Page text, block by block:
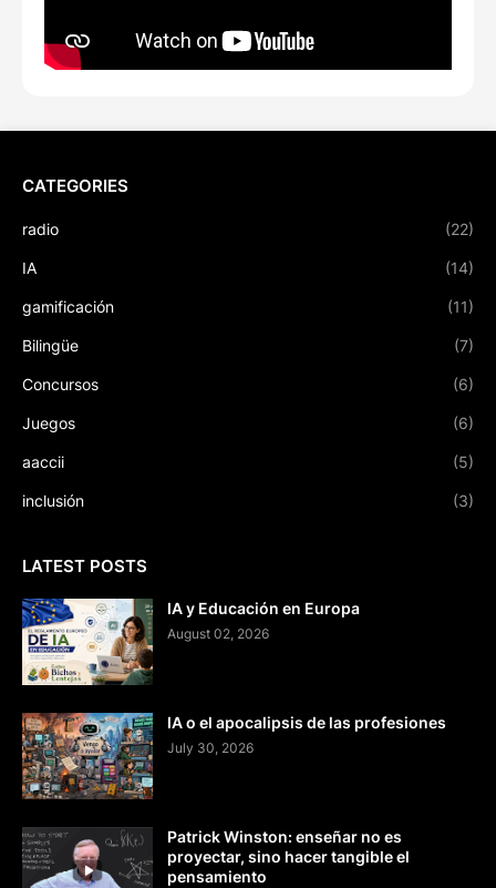
CATEGORIES
radio (22)
IA (14)
gamificación (11)
Bilingüe (7)
Concursos (6)
Juegos (6)
aaccii (5)
inclusión (3)
LATEST POSTS
IA y Educación en Europa
August 02, 2026
IA o el apocalipsis de las profesiones
July 30, 2026
Patrick Winston: enseñar no es
proyectar, sino hacer tangible el
pensamiento